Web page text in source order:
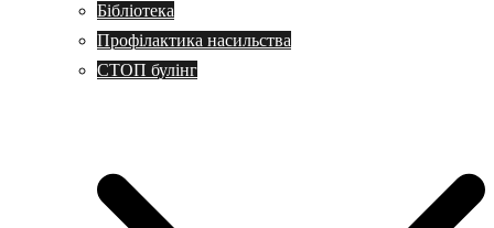
Бібліотека
Профілактика насильства
СТОП булінг